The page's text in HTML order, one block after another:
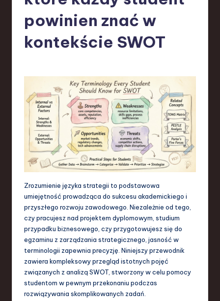
in
S
o
w
powinien znać w
kontekście SWOT
Zrozumienie języka strategii to podstawowa
umiejętność prowadząca do sukcesu akademickiego i
przyszłego rozwoju zawodowego. Niezależnie od tego,
czy pracujesz nad projektem dyplomowym, studium
przypadku biznesowego, czy przygotowujesz się do
egzaminu z zarządzania strategicznego, jasność w
terminologii zapewnia precyzję. Niniejszy przewodnik
zawiera kompleksowy przegląd istotnych pojęć
związanych z analizą SWOT, stworzony w celu pomocy
studentom w pewnym przekonaniu podczas
rozwiązywania skomplikowanych zadań.